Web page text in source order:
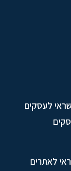
לעסקים
לאתרים